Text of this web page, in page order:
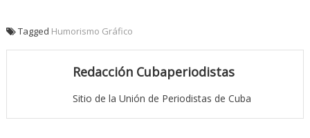
Tagged Humorismo Gráfico
Redacción Cubaperiodistas
Sitio de la Unión de Periodistas de Cuba